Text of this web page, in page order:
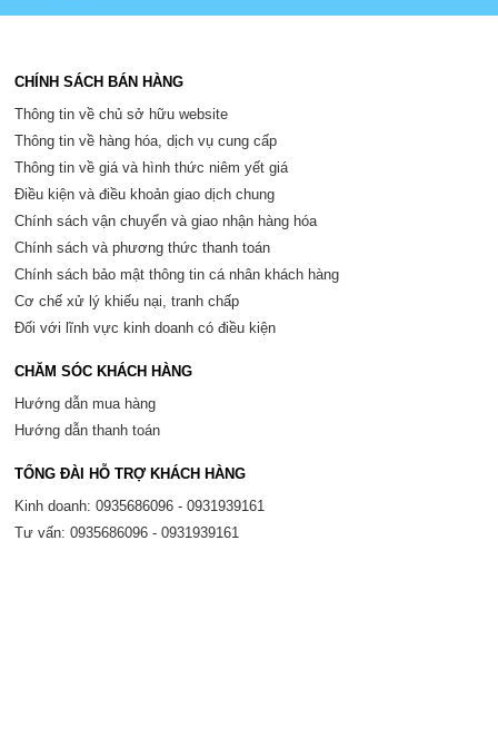
CHÍNH SÁCH BÁN HÀNG
Thông tin về chủ sở hữu website
Thông tin về hàng hóa, dịch vụ cung cấp
Thông tin về giá và hình thức niêm yết giá
Điều kiện và điều khoản giao dịch chung
Chính sách vận chuyển và giao nhận hàng hóa
Chính sách và phương thức thanh toán
Chính sách bảo mật thông tin cá nhân khách hàng
Cơ chế xử lý khiếu nại, tranh chấp
Đối với lĩnh vực kinh doanh có điều kiện
CHĂM SÓC KHÁCH HÀNG
Hướng dẫn mua hàng
Hướng dẫn thanh toán
TỔNG ĐÀI HỖ TRỢ KHÁCH HÀNG
Kinh doanh: 0935686096 - 0931939161
Tư vấn: 0935686096 - 0931939161